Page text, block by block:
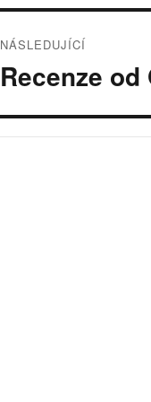
NÁSLEDUJÍCÍ
Následující
příspěvek:
Recenze